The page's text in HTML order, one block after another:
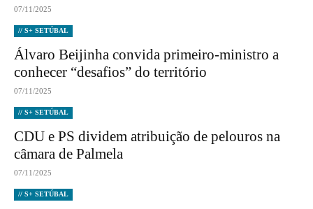
07/11/2025
// S+ SETÚBAL
Álvaro Beijinha convida primeiro-ministro a
conhecer “desafios” do território
07/11/2025
// S+ SETÚBAL
CDU e PS dividem atribuição de pelouros na
câmara de Palmela
07/11/2025
// S+ SETÚBAL